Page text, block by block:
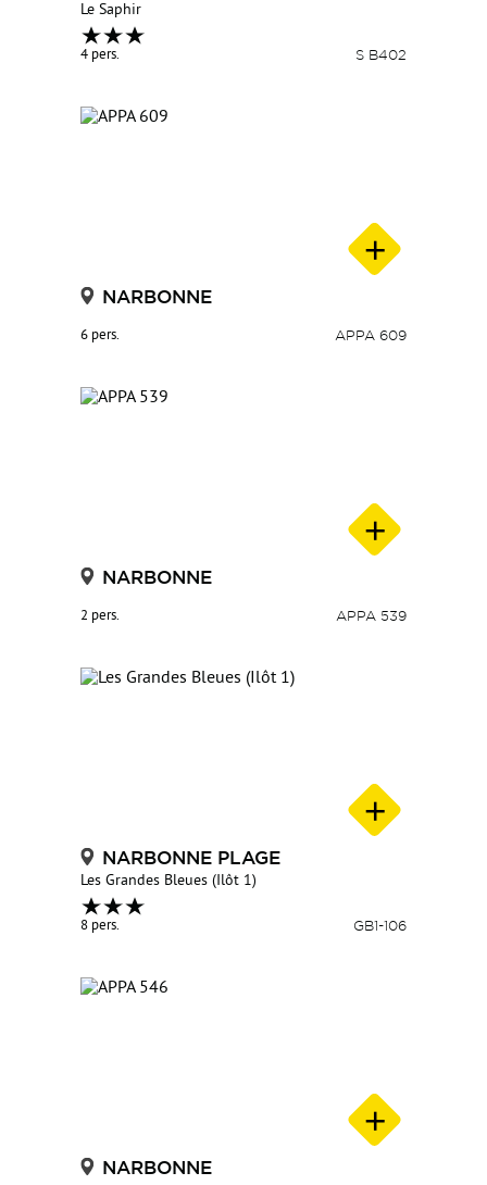
Le Saphir
4 pers. S B402
NARBONNE
6 pers. APPA 609
NARBONNE
2 pers. APPA 539
NARBONNE PLAGE
Les Grandes Bleues (Ilôt 1)
8 pers. GB1-106
NARBONNE